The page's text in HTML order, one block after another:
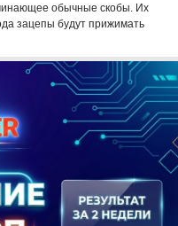
обычные скобы. Их
зацепы будут прижимать